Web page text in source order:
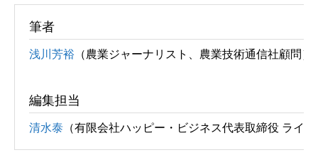
筆者
浅川芳裕 （農業ジャーナリスト、農業技術通信社顧問）
編集担当
清水泰 （有限会社ハッピー・ビジネス代表取締役 ライ